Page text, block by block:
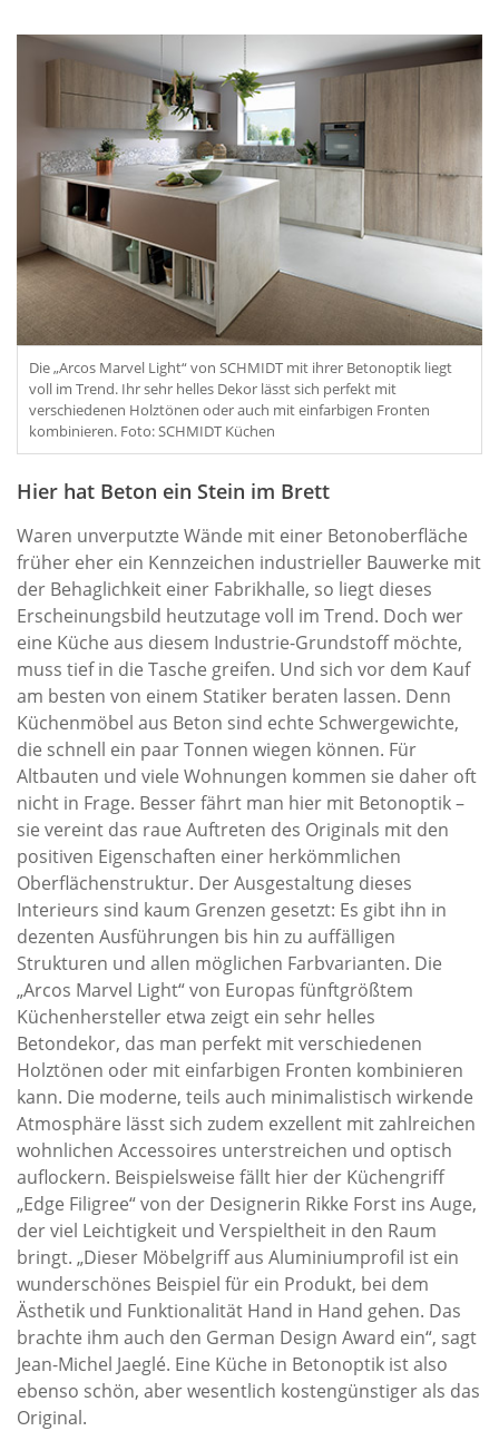
Die „Arcos Marvel Light“ von SCHMIDT mit ihrer Betonoptik liegt
voll im Trend. Ihr sehr helles Dekor lässt sich perfekt mit
verschiedenen Holztönen oder auch mit einfarbigen Fronten
kombinieren. Foto: SCHMIDT Küchen
Hier hat Beton ein Stein im Brett
Waren unverputzte Wände mit einer Betonoberfläche
früher eher ein Kennzeichen industrieller Bauwerke mit
der Behaglichkeit einer Fabrikhalle, so liegt dieses
Erscheinungsbild heutzutage voll im Trend. Doch wer
eine Küche aus diesem Industrie-Grundstoff möchte,
muss tief in die Tasche greifen. Und sich vor dem Kauf
am besten von einem Statiker beraten lassen. Denn
Küchenmöbel aus Beton sind echte Schwergewichte,
die schnell ein paar Tonnen wiegen können. Für
Altbauten und viele Wohnungen kommen sie daher oft
nicht in Frage. Besser fährt man hier mit Betonoptik –
sie vereint das raue Auftreten des Originals mit den
positiven Eigenschaften einer herkömmlichen
Oberflächenstruktur. Der Ausgestaltung dieses
Interieurs sind kaum Grenzen gesetzt: Es gibt ihn in
dezenten Ausführungen bis hin zu auffälligen
Strukturen und allen möglichen Farbvarianten. Die
„Arcos Marvel Light“ von Europas fünftgrößtem
Küchenhersteller etwa zeigt ein sehr helles
Betondekor, das man perfekt mit verschiedenen
Holztönen oder mit einfarbigen Fronten kombinieren
kann. Die moderne, teils auch minimalistisch wirkende
Atmosphäre lässt sich zudem exzellent mit zahlreichen
wohnlichen Accessoires unterstreichen und optisch
auflockern. Beispielsweise fällt hier der Küchengriff
„Edge Filigree“ von der Designerin Rikke Forst ins Auge,
der viel Leichtigkeit und Verspieltheit in den Raum
bringt. „Dieser Möbelgriff aus Aluminiumprofil ist ein
wunderschönes Beispiel für ein Produkt, bei dem
Ästhetik und Funktionalität Hand in Hand gehen. Das
brachte ihm auch den German Design Award ein“, sagt
Jean-Michel Jaeglé. Eine Küche in Betonoptik ist also
ebenso schön, aber wesentlich kostengünstiger als das
Original.